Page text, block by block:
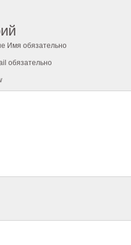
Имя обязательно
обязательно